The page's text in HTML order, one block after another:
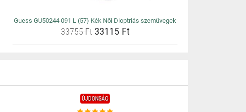
Guess GU50244 091 L (57) Kék Női Dioptriás szemüvegek
33755 Ft33115 Ft
ÚJDONSÁG